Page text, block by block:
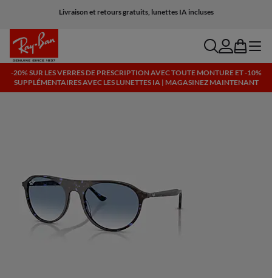
Livraison et retours gratuits, lunettes IA incluses
searchaccount
bag menu
-20% SUR LES VERRES DE PRESCRIPTION AVEC TOUTE MONTURE ET -10%
SUPPLÉMENTAIRES AVEC LES LUNETTES IA | MAGASINEZ MAINTENANT